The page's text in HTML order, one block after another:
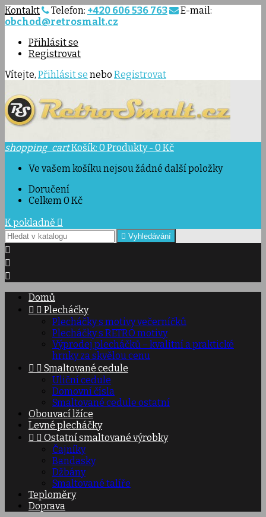
Kontakt Telefon: +420 606 536 763
E-mail:
obchod@retrosmalt.cz
Přihlásit se
Registrovat
Vítejte, Přihlásit se nebo Registrovat
shopping_cartKošík: 0 Produkty - 0 Kč
Ve vašem košíku nejsou žádné další položky
Doručení
Celkem0 Kč
K pokladně 
 Vyhledávání



Domů
  Plecháčky
Plecháčky s motivy večerníčků
Plecháčky s RETRO motivy
Výprodej plecháčků – kvalitní a praktické
hrnky za skvělou cenu
  Smaltované cedule
Uliční cedule
Domovní čísla
Smaltované cedule ostatní
Obouvací lžíce
Levné plecháčky
  Ostatní smaltované výrobky
Čajníky
Bandasky
Džbány
Smaltované talíře
Teploměry
Doprava